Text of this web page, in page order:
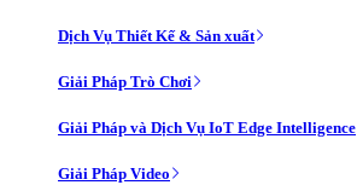
Dịch Vụ Thiết Kế & Sản xuất
Giải Pháp Trò Chơi
Giải Pháp và Dịch Vụ IoT Edge Intelligence
Giải Pháp Video